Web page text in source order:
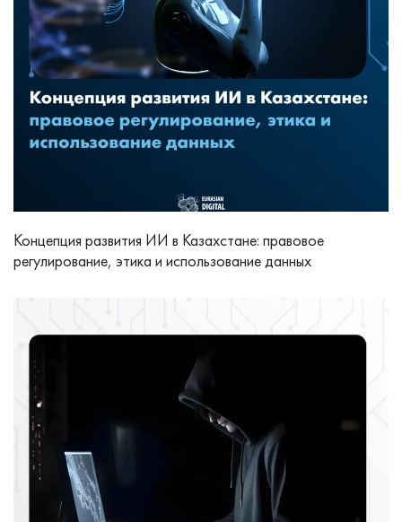
Концепция развития ИИ в Казахстане: правовое
регулирование, этика и использование данных